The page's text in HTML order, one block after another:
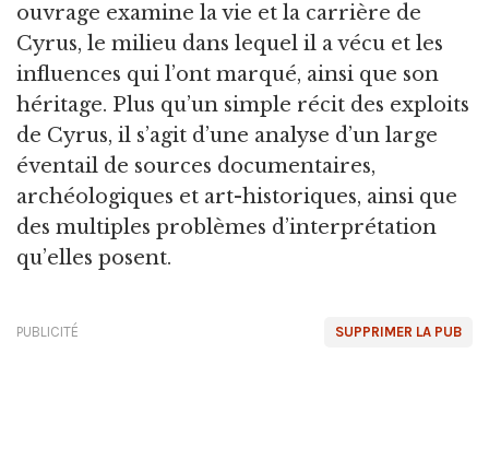
ouvrage examine la vie et la carrière de
Cyrus, le milieu dans lequel il a vécu et les
influences qui l’ont marqué, ainsi que son
héritage. Plus qu’un simple récit des exploits
de Cyrus, il s’agit d’une analyse d’un large
éventail de sources documentaires,
archéologiques et art-historiques, ainsi que
des multiples problèmes d’interprétation
qu’elles posent.
SUPPRIMER LA PUB
PUBLICITÉ